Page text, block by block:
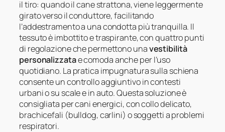
il tiro: quando il cane strattona, viene leggermente
girato verso il conduttore, facilitando
l’addestramento a una condotta più tranquilla. Il
tessuto è imbottito e traspirante, con quattro punti
di regolazione che permettono unavestibilità
personalizzatae comoda anche per l’uso
quotidiano. La pratica impugnatura sulla schiena
consente un controllo aggiuntivo in contesti
urbani o su scale e in auto. Questa soluzione è
consigliata per cani energici, con collo delicato,
brachicefali (bulldog, carlini) o soggetti a problemi
respiratori.